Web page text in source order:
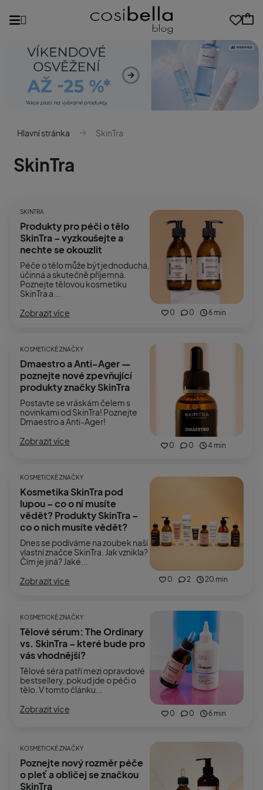
Hlavní stránka SkinTra
SkinTra
0 0 6 min
SKINTRA
Produkty pro péči o tělo
SkinTra – vyzkoušejte a
nechte se okouzlit
Péče o tělo může být jednoduchá,
účinná a skutečně příjemná.
Poznejte tělovou kosmetiku
SkinTra a...
Zobrazit více
0 0 4 min
KOSMETICKÉ ZNAČKY
Dmaestro a Anti-Ager —
poznejte nové zpevňující
produkty značky SkinTra
Postavte se vráskám čelem s
novinkami od SkinTra! Poznejte
Dmaestro a Anti-Ager!
Zobrazit více
0 2 20 min
KOSMETICKÉ ZNAČKY
Kosmetika SkinTra pod
lupou – co o ní musíte
vědět? Produkty SkinTra –
co o nich musíte vědět?
Dnes se podíváme na zoubek naší
vlastní značce SkinTra. Jak vznikla?
Čím je jiná? Jaké...
Zobrazit více
0 0 6 min
KOSMETICKÉ ZNAČKY
Tělové sérum: The Ordinary
vs. SkinTra – které bude pro
vás vhodnější?
Tělové séra patří mezi opravdové
bestsellery, pokud jde o péči o
tělo. V tomto článku...
Zobrazit více
KOSMETICKÉ ZNAČKY
Poznejte nový rozměr péče
o pleť a obličej se značkou
SkinTra